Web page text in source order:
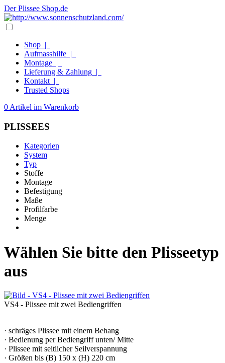
Der Plissee Shop.de
Shop |
Aufmasshilfe |
Montage |
Lieferung & Zahlung |
Kontakt |
Trusted Shops
0 Artikel im Warenkorb
PLISSEES
Kategorien
System
Typ
Stoffe
Montage
Befestigung
Maße
Profilfarbe
Menge
Wählen Sie bitte den Plisseetyp
aus
VS4 - Plissee mit zwei Bediengriffen
· schräges Plissee mit einem Behang
· Bedienung per Bediengriff unten/ Mitte
· Plissee mit seitlicher Seilverspannung
· Größen bis (B) 150 x (H) 220 cm